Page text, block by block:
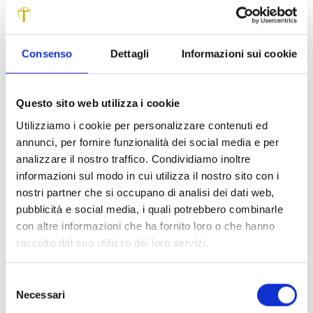
Consenso Dettagli Informazioni sui cookie
Questo sito web utilizza i cookie
Utilizziamo i cookie per personalizzare contenuti ed
annunci, per fornire funzionalità dei social media e per
analizzare il nostro traffico. Condividiamo inoltre
informazioni sul modo in cui utilizza il nostro sito con i
nostri partner che si occupano di analisi dei dati web,
pubblicità e social media, i quali potrebbero combinarle
con altre informazioni che ha fornito loro o che hanno
raccolto dal suo utilizzo dei loro servizi.
delNecessari
“Cello Night”: i migliori allievi della classe di Michael
Flaksman si esibiranno accompagnati da Michela
particolare interesse la presenza del Cello Ensemble
“LuccaEstate2012”, un gruppo formato da 8 violoncelli che
nuovamente a Palazzo Ducale, alcuni dei migliori allievi di
Pavel Vernikov, vincitori di prestigiosi concorsi
internazionali, propongono “Il Violino Virtuoso 2012”,
l’ormai tradizionale serata di grande musica dedicata alle
composizioni più impegnative ed affascinanti del repertorio
violinistico.Mercoledì 29, presso l’Auditorium del
Boccherini, primo grande concerto dei docenti con la
partecipazione di Pavel Vernikov, Svetlana Makarova,
Gyula Stuller, Igor Volochine, Benjamin Marquire Gilmore,
clarinetto dell’Istituto Boccherini Remo Pieri. In programma
il quintetto con clarinetto di Mozart, l’Overture su Temi